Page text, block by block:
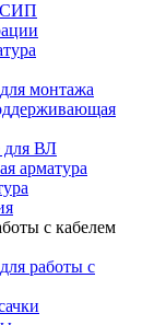
СИП
монтажа
для ВЛ
арматура
с кабелем
работы с